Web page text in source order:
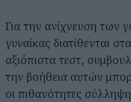
Για την ανίχνευση των
γυναίκας διατίθενται
αξιόπιστα τεστ,
την βοήθεια αυτών
οι πιθανότητες